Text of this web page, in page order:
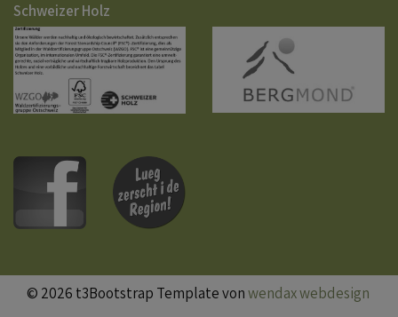
Schweizer Holz
© 2026 t3Bootstrap Template vonwendax webdesign